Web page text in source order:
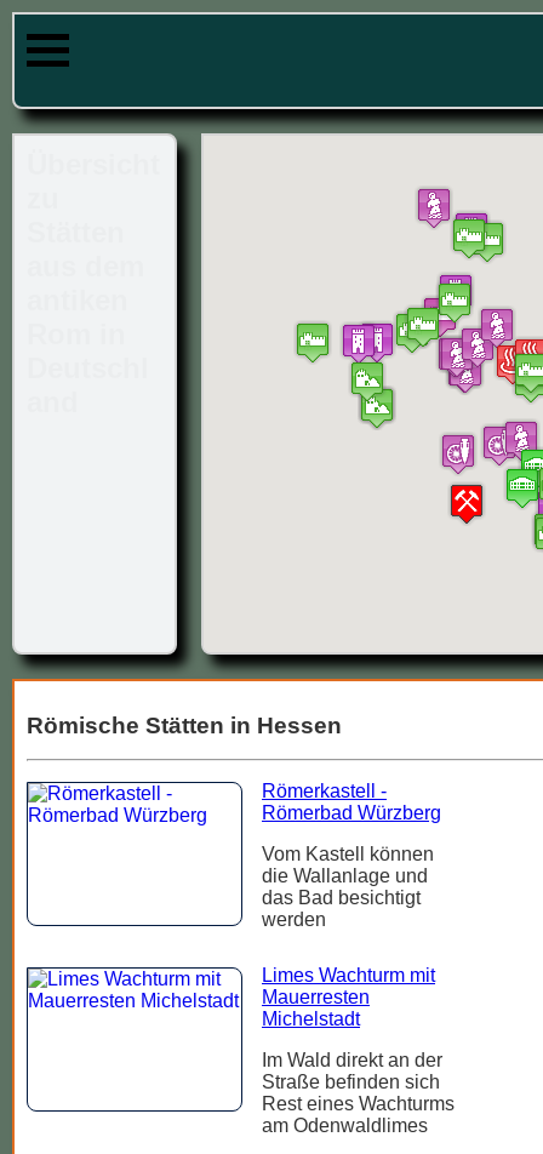
Römische Stätten in Hessen
Römerkastell -
Römerbad Würzberg
Vom Kastell können
die Wallanlage und
das Bad besichtigt
werden
Limes Wachturm mit
Mauerresten
Michelstadt
Im Wald direkt an der
Straße befinden sich
Rest eines Wachturms
am Odenwaldlimes